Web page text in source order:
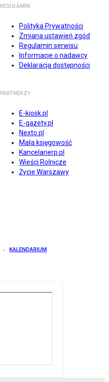
REGULAMIN
Polityka Prywatności
Zmiana ustawień zgód
Regulamin serwisu
Informacje o nadawcy
Deklaracja dostępności
PARTNERZY
E-kiosk.pl
E-gazety.pl
Nexto.pl
Mała księgowość
Kancelarierp.pl
Wieści Rolnicze
Życie Warszawy
KALENDARIUM